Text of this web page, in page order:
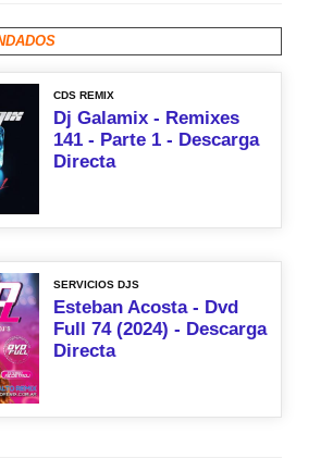
CDS REMIX
Dj Galamix - Remixes
141 - Parte 1 - Descarga
Directa
SERVICIOS DJS
Esteban Acosta - Dvd
Full 74 (2024) - Descarga
Directa